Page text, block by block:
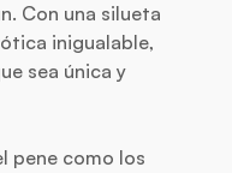
Con una silueta
inigualable,
sea única y
pene como los